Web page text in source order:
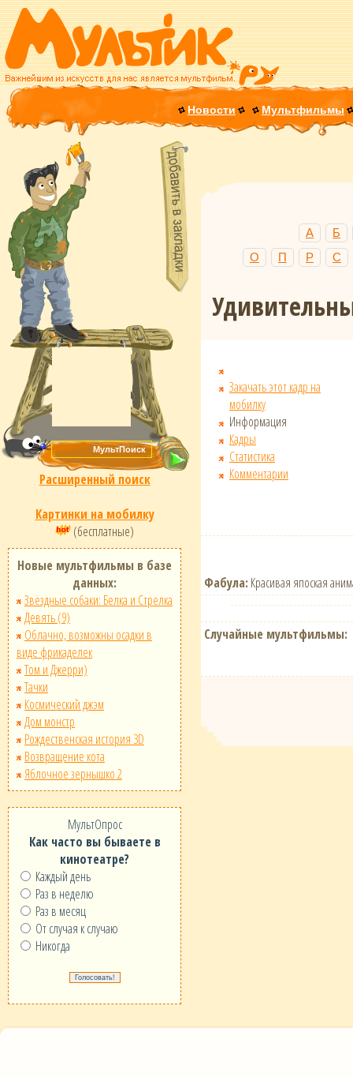
Новости Мультфильмы
Расширенный поиск
Картинки на мобилку
(бесплатные)
Новые мультфильмы в базе
данных:
Звёздные собаки: Белка и Стрелка
Девять (9)
Облачно, возможны осадки в
виде фрикаделек
Том и Джерри)
Тачки
Космический джэм
Дом монстр
Рождественская история 3D
Возвращение кота
Яблочное зернышко 2
МультОпрос
Как часто вы бываете в
кинотеатре?
Каждый день
Раз в неделю
Раз в месяц
От случая к случаю
Никогда
А
Б
О
П Р С
Закачать этот кадр на
мобилку
Информация
Кадры
Статистика
Комментарии
Фабула: Красивая япоская
Случайные мультфильмы: